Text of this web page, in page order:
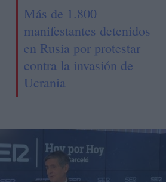
Más de 1.800
manifestantes detenidos
en Rusia por protestar
contra la invasión de
Ucrania